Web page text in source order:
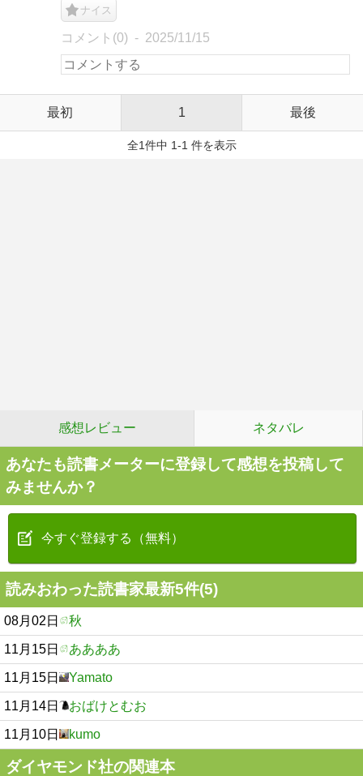
ナイス
コメント(0) 2025/11/15
最初 1 最後
全1件中 1-1 件を表示
感想レビュー ネタバレ
あなたも読書メーターに登録して感想を投稿して
みませんか？
今すぐ登録する（無料）
読みおわった読書家最新5件(5)
08月02日 秋
11月15日 ああああ
11月15日 Yamato
11月14日 おばけとむお
11月10日 kumo
ダイヤモンド社の関連本